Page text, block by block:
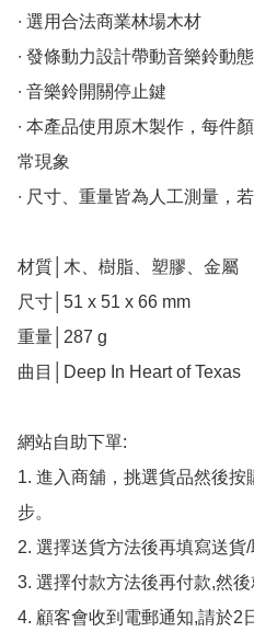
∙ 選用合法商業林場木材
∙ 發條動力設計帶動音樂鈴動態
∙ 音樂鈴開關停止鍵
∙ 本產品使用原木製作，每件
常現象
∙ 尺寸、重量皆為人工測量，
材質│木、樹脂、塑膠、金屬
尺寸│51 x 51 x 66 mm
重量│287 g
曲目│Deep In Heart of Texas
網站自助下單:
1. 進入商舖，挑選貨品然後
步。
2. 選擇送貨方法後再填寫送貨
3. 選擇付款方法後再付款,然
4. 顧客會收到電郵通知,請於2